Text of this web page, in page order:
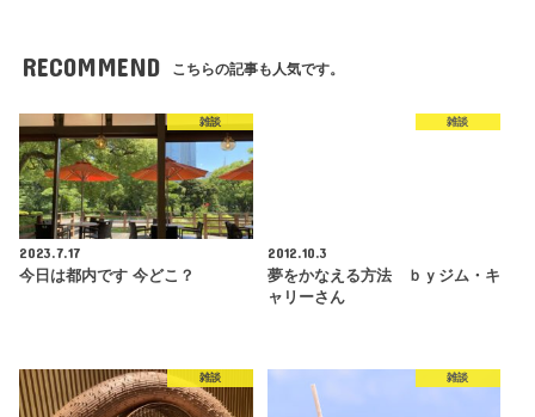
RECOMMEND こちらの記事も人気です。
雑談
2023.7.17
今日は都内です 今どこ？
雑談
2012.10.3
夢をかなえる方法 ｂｙジム・キ
ャリーさん
雑談 雑談